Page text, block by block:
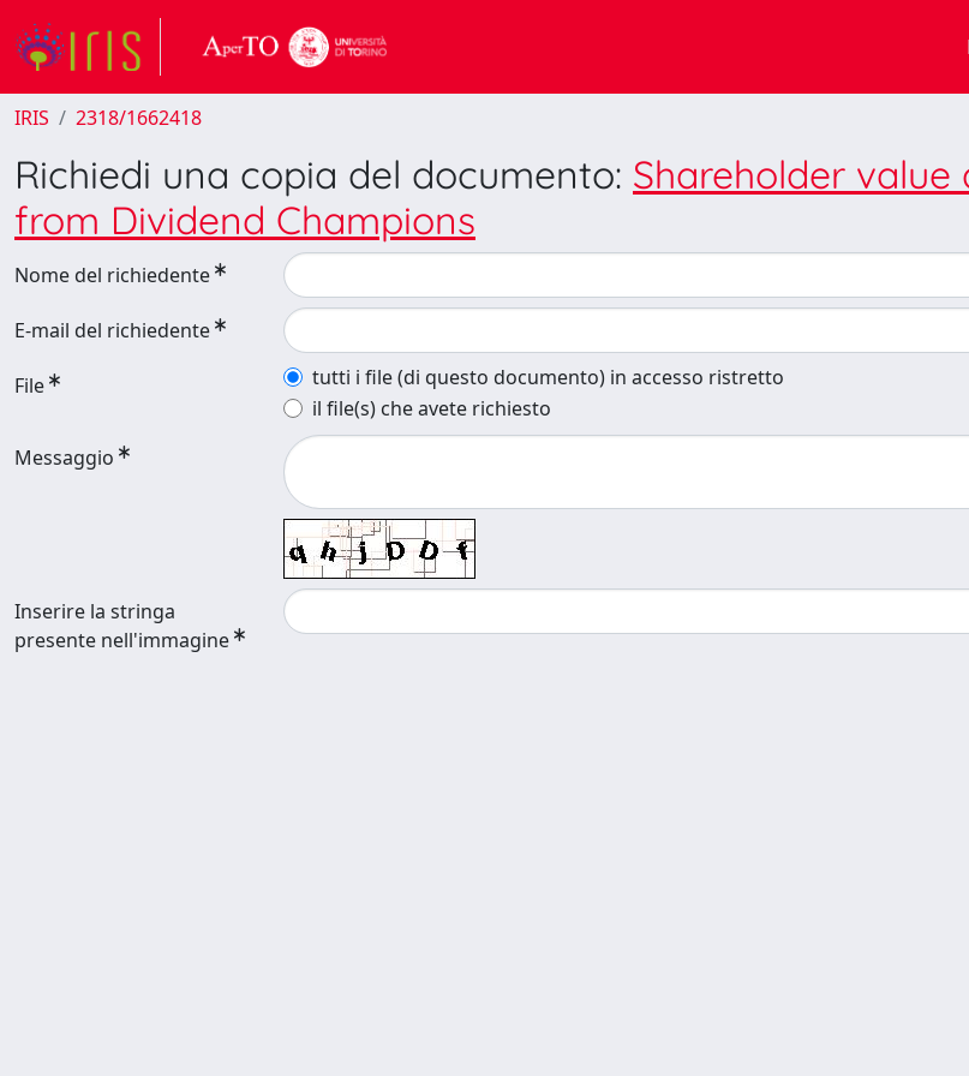
IRIS 2318/1662418
Richiedi una copia del documento: Shareholder
from Dividend Champions
Nome del richiedente
E-mail del richiedente
File
tutti i file (di questo documento) in accesso ristretto
il file(s) che avete richiesto
Messaggio
Inserire la stringa
presente nell'immagine